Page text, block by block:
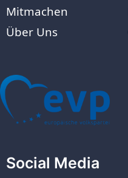
Mitmachen
Über Uns
Social Media